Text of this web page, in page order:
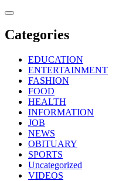
Skip
content
Categories
EDUCATION
ENTERTAINMENT
FASHION
FOOD
HEALTH
INFORMATION
JOB
NEWS
OBITUARY
SPORTS
Uncategorized
VIDEOS